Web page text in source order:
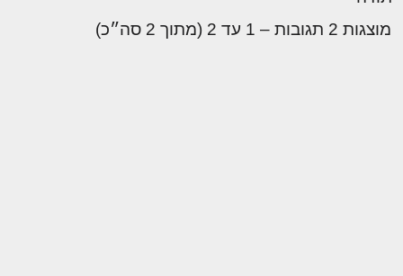
מוצגות 2 תגובות – 1 עד 2 (מתוך 2 סה״כ)